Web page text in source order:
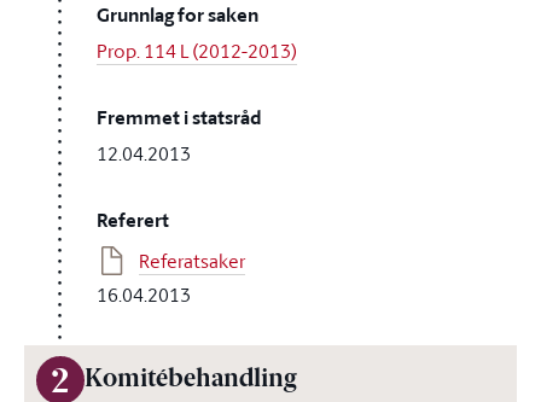
Grunnlag for saken
Prop. 114 L (2012-2013)
Fremmet i statsråd
12.04.2013
Referert
Referatsaker
16.04.2013
2 Komitébehandling